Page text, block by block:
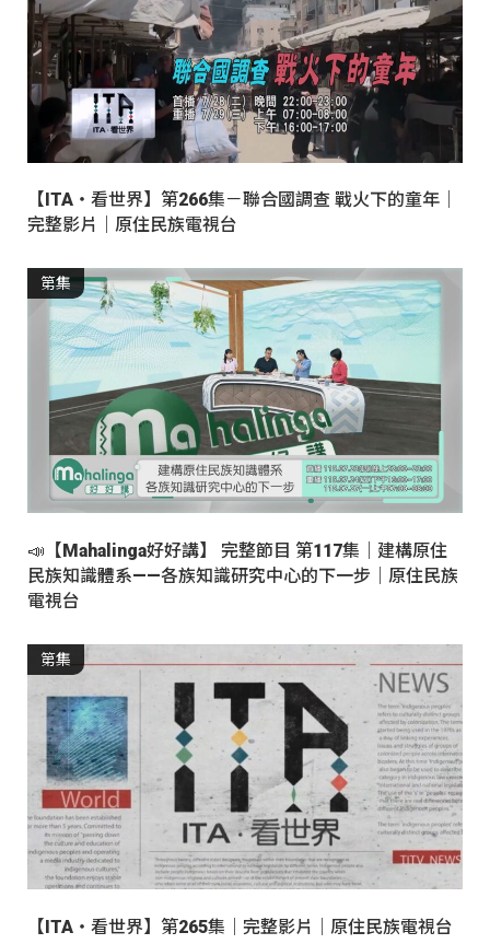
【ITA・看世界】第266集－聯合國調查 戰火下的童年｜
完整影片｜原住民族電視台
第集
📣【Mahalinga好好講】 完整節目 第117集｜建構原住
民族知識體系——各族知識研究中心的下一步｜原住民族
電視台
第集
【ITA・看世界】第265集｜完整影片｜原住民族電視台